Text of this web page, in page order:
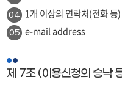
04 1개 이상의 연락처(전화 등)
05 e-mail address
제 7조 (이용신청의 승낙